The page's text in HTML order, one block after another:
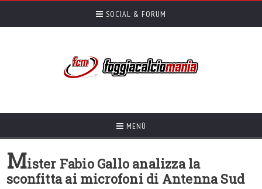
SOCIAL & FORUM
MENÙ
Mister Fabio Gallo analizza la
sconfitta ai microfoni di Antenna Sud